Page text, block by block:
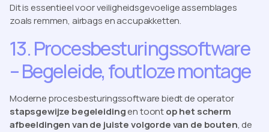
Dit is essentieel voor veiligheidsgevoelige assemblages
zoals remmen, airbags en accupakketten.
13. Procesbesturingssoftware
– Begeleide, foutloze montage
Moderne procesbesturingssoftware biedt de operator
stapsgewijze begeleidingen toontop het scherm
afbeeldingen van de juiste volgorde van de bouten, de